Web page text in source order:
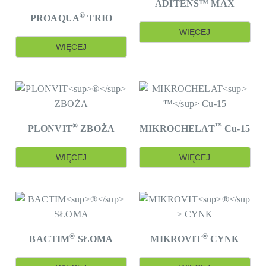
wzrost plonu i jego parametry jakościowe.
PROAQUA® TRIO
WIĘCEJ
ADITENS™ MAX
WIĘCEJ
PLONVIT® ZBOŻA
WIĘCEJ
MIKROCHELAT™Cu-15
WIĘCEJ
BACTIM® SŁOMA MIKROVIT®CYNK